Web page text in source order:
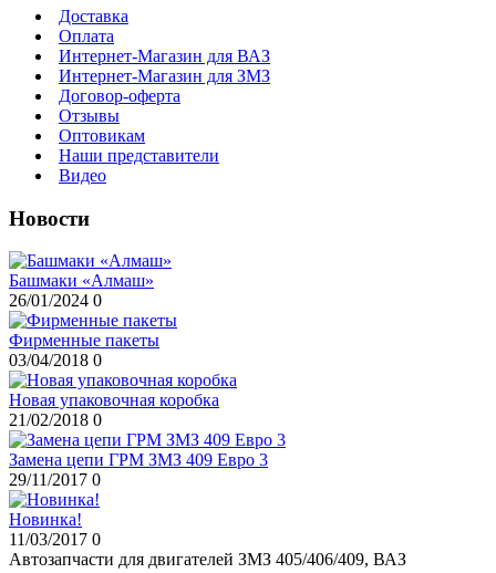
Доставка
Оплата
Интернет-Магазин для ВАЗ
Интернет-Магазин для ЗМЗ
Договор-оферта
Отзывы
Оптовикам
Наши представители
Видео
Новости
Башмаки «Алмаш»
26/01/2024 0
Фирменные пакеты
03/04/2018 0
Новая упаковочная коробка
21/02/2018 0
Замена цепи ГРМ ЗМЗ 409 Евро 3
29/11/2017 0
Новинка!
11/03/2017 0
Автозапчасти для двигателей ЗМЗ 405/406/409, ВАЗ